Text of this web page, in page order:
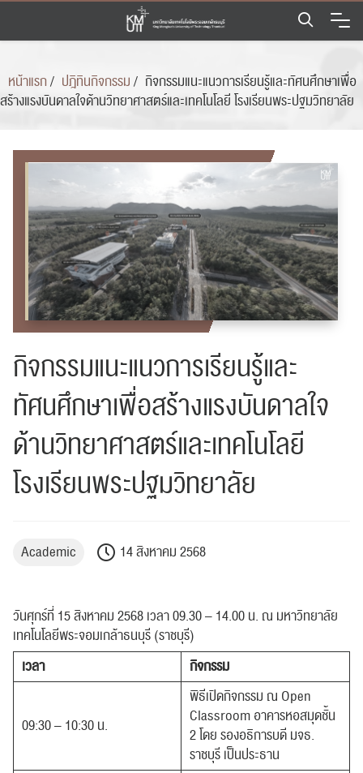
Skip
content
หน้าแรก/ ปฎิทินกิจกรรม/ กิจกรรมแนะแนวการเรียนรู้และทัศนศึกษาเพื่อ
สร้างแรงบันดาลใจด้านวิทยาศาสตร์และเทคโนโลยี โรงเรียนพระปฐมวิทยาลัย
กิจกรรมแนะแนวการเรียนรู้และ
ทัศนศึกษาเพื่อสร้างแรงบันดาลใจ
ด้านวิทยาศาสตร์และเทคโนโลยี
โรงเรียนพระปฐมวิทยาลัย
Academic 14 สิงหาคม 2568
วันศุกร์ที่ 15 สิงหาคม 2568 เวลา 09.30 – 14.00 น. ณ มหาวิทยาลัย
เทคโนโลยีพระจอมเกล้าธนบุรี (ราชบุรี)
เวลา
กิจกรรม
09:30 – 10:30 น.
พิธีเปิดกิจกรรม ณ Open
Classroom อาคารหอสมุดชั้น
2 โดย รองอธิการบดี มจธ.
ราชบุรี เป็นประธาน